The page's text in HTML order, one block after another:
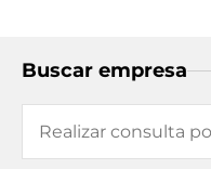
Buscar empresa